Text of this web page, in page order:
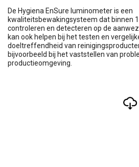
De Hygiena EnSure luminometer is een
kwaliteitsbewakingsysteem dat binnen
controleren en detecteren op de
kan ook helpen bij het testen en
doeltreffendheid van
bijvoorbeeld bij het vaststellen van
productieomgeving.